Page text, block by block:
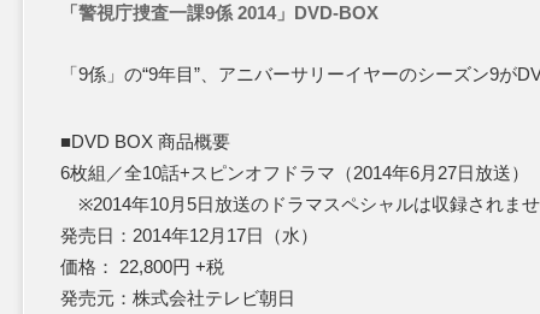
「警視庁捜査一課9係 2014」DVD-BOX
「9係」の“9年目”、アニバーサリーイヤーのシーズン9が
■DVD BOX 商品概要
6枚組／全10話+スピンオフドラマ（2014年6月27日放送）
※2014年10月5日放送のドラマスペシャルは収録されま
発売日：2014年12月17日（水）
価格： 22,800円 +税
発売元：株式会社テレビ朝日